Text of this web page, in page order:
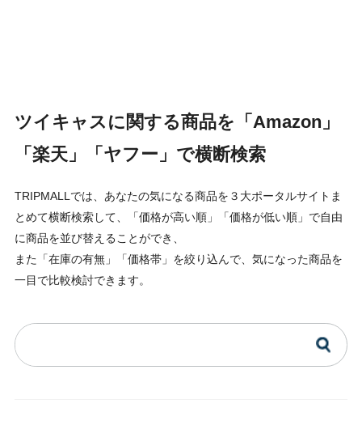
ツイキャスに関する商品を「Amazon」
「楽天」「ヤフー」で横断検索
TRIPMALLでは、あなたの気になる商品を３大ポータルサイトま
とめて横断検索して、「価格が高い順」「価格が低い順」で自由
に商品を並び替えることができ、
また「在庫の有無」「価格帯」を絞り込んで、気になった商品を
一目で比較検討できます。